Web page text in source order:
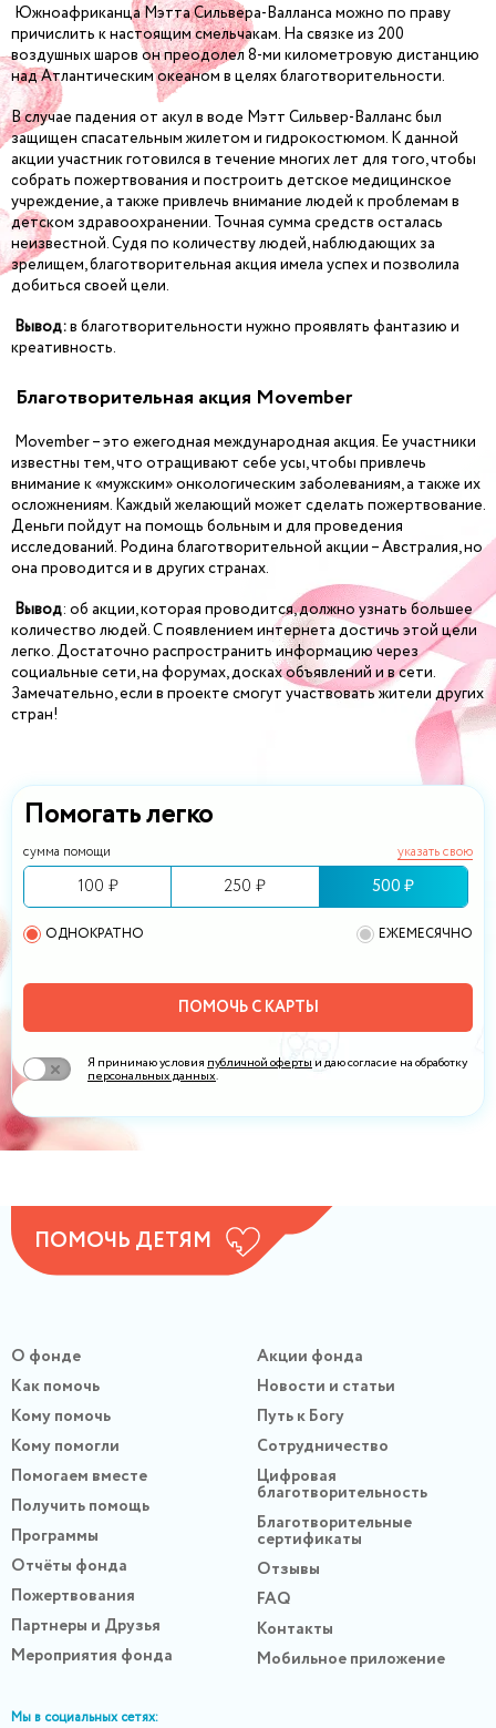
Помогать легко
сумма помощи указать свою
100 ₽ 250 ₽ 500 ₽
ОДНОКРАТНО ЕЖЕМЕСЯЧНО
ПОМОЧЬ С КАРТЫ
Я принимаю условия публичной оферты и даю согласие на обработку
персональных данных.
Южноафриканца Мэтта Сильвера-Валланса можно по праву
причислить к настоящим смельчакам. На связке из 200
воздушных шаров он преодолел 8-ми километровую дистанцию
над Атлантическим океаном в целях благотворительности.
В случае падения от акул в воде Мэтт Сильвер-Валланс был
защищен спасательным жилетом и гидрокостюмом. К данной
акции участник готовился в течение многих лет для того, чтобы
собрать пожертвования и построить детское медицинское
учреждение, а также привлечь внимание людей к проблемам в
детском здравоохранении. Точная сумма средств осталась
неизвестной. Судя по количеству людей, наблюдающих за
зрелищем, благотворительная акция имела успех и позволила
добиться своей цели.
Вывод:в благотворительности нужно проявлять фантазию и
креативность.
Благотворительная акция Movember
Movember – это ежегодная международная акция. Ее участники
известны тем, что отращивают себе усы, чтобы привлечь
внимание к «мужским» онкологическим заболеваниям, а также их
осложнениям. Каждый желающий может сделать пожертвование.
Деньги пойдут на помощь больным и для проведения
исследований. Родина благотворительной акции – Австралия, но
она проводится и в других странах.
Вывод: об акции, которая проводится, должно узнать большее
количество людей. С появлением интернета достичь этой цели
легко. Достаточно распространить информацию через
социальные сети, на форумах, досках объявлений и в сети.
Замечательно, если в проекте смогут участвовать жители других
стран!
ПОМОЧЬ ДЕТЯМ
О фонде
Как помочь
Кому помочь
Кому помогли
Помогаем вместе
Получить помощь
Программы
Отчёты фонда
Пожертвования
Партнеры и Друзья
Мероприятия фонда
Акции фонда
Новости и статьи
Путь к Богу
Сотрудничество
Цифровая
благотворительность
Благотворительные
сертификаты
Отзывы
FAQ
Контакты
Мобильное приложение
Мы в социальных сетях: